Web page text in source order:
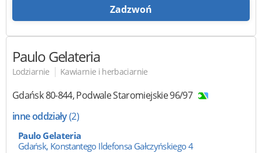
Zadzwoń
Paulo Gelateria
Lodziarnie | Kawiarnie i herbaciarnie
Gdańsk80-844,Podwale Staromiejskie 96/97
inne oddziały(2)
Paulo Gelateria
Gdańsk, Konstantego Ildefonsa Gałczyńskiego 4